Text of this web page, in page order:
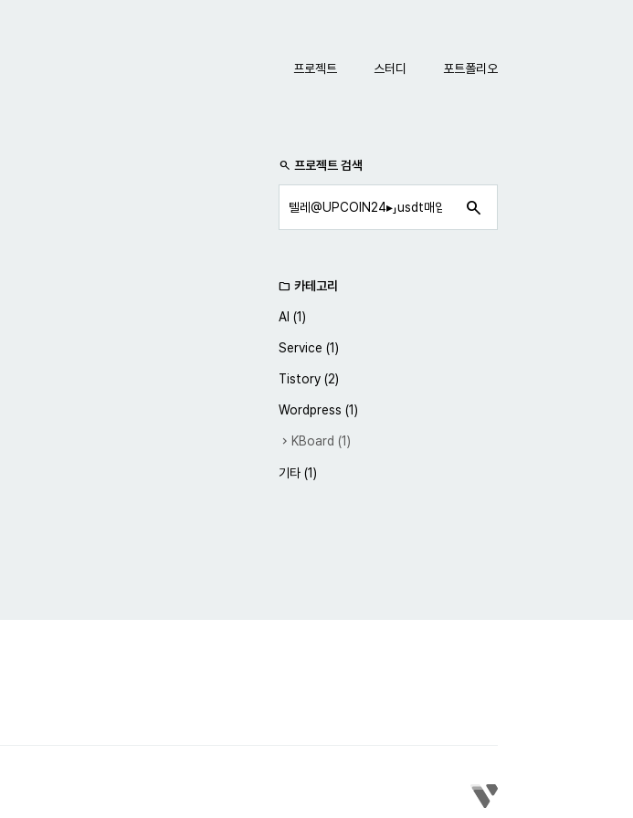
네비게이션
프로젝트 스터디 포트폴리오
사이드바
search 프로젝트 검색
search
folder 카테고리
AI (1)
Service (1)
Tistory (2)
Wordpress (1)
KBoard (1)
기타 (1)